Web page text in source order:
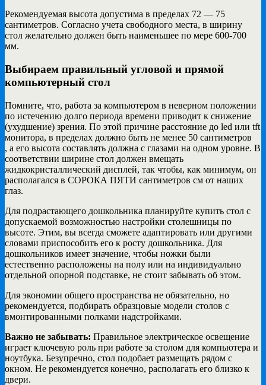
Рекомендуемая высота допустима в пределах 72 — 75
сантиметров. Согласно учета свободного места, в ширину
стол желательно должен быть наименьшее по мере 600-700
мм.
Выбираем правильный угловой и прямой
компьютерный стол
Помните, что, работа за компьютером в неверном положении
по истечению долго периода времени приводит к снижение
(ухудшение) зрения. По этой причине расстояние до led или tft
монитора, в пределах должно быть не менее 50 сантиметров
, а его высота составлять должна с глазами на одном уровне. В
соответствии ширине стол должен вмещать
жидкокристаллический дисплей, так чтобы, как минимум, он
располагался в СОРОКА ПЯТИ сантиметров см от наших
глаз.
Для подрастающего дошкольника планируйте купить стол с
допускаемой возможностью настройки столешницы по
высоте. Этим, вы всегда сможете адаптировать или другими
словами приспособить его к росту дошкольника. Для
дошкольников имеет значение, чтобы ножки были
естественно расположены на полу или на индивидуально
отдельной опорной подставке, не стоит забывать об этом.
Для экономии общего пространства не обязательно, но
рекомендуется, подбирать образцовые модели столов с
вмонтированными полками надстройками.
Важно не забывать: Правильное электрическое освещение
играет ключевую роль при работе за столом для компьютера и
ноутбука. Безупречно, стол подобает размещать рядом с
окном. Не рекомендуется конечно, располагать его близко к
двери.